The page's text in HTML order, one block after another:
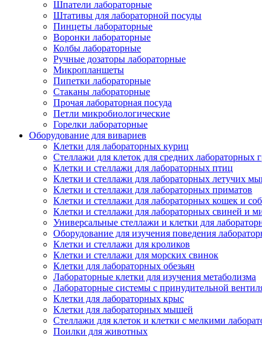
Шпатели лабораторные
Штативы для лабораторной посуды
Пинцеты лабораторные
Воронки лабораторные
Колбы лабораторные
Ручные дозаторы лабораторные
Микропланшеты
Пипетки лабораторные
Стаканы лабораторные
Прочая лабораторная посуда
Петли микробиологические
Горелки лабораторные
Оборудование для вивариев
Клетки для лабораторных куриц
Стеллажи для клеток для средних лабораторных
Клетки и стеллажи для лабораторных птиц
Клетки и стеллажи для лабораторных летучих
Клетки и стеллажи для лабораторных приматов
Клетки и стеллажи для лабораторных кошек и
Клетки и стеллажи для лабораторных свиней и
Универсальные стеллажи и клетки для
Оборудование для изучения поведения
Клетки и стеллажи для кроликов
Клетки и стеллажи для морских свинок
Клетки для лабораторных обезьян
Лабораторные клетки для изучения метаболизма
Лабораторные системы с принудительной
Клетки для лабораторных крыс
Клетки для лабораторных мышей
Стеллажи для клеток и клетки с мелкими
Поилки для животных